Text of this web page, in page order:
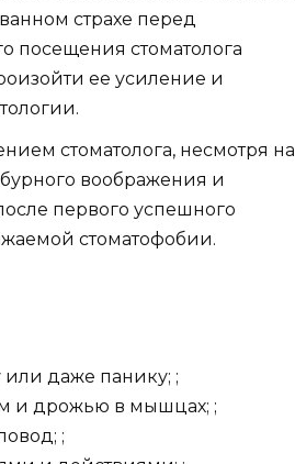
страхе перед
посещения стоматолога
ее усиление и
стоматолога, несмотря на
воображения и
первого успешного
стоматофобии.
или даже панику; ;
и дрожью в мышцах; ;
;